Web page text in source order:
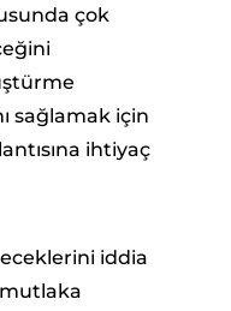
çok
sağlamak için
ihtiyaç
iddia